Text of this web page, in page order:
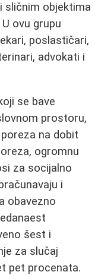
sličnim objektima
ovu grupu
poslastičari,
advokati i
se bave
prostoru,
na dobit
ogromnu
za socijalno
i
obavezno
šest i
za slučaj
pet procenata.